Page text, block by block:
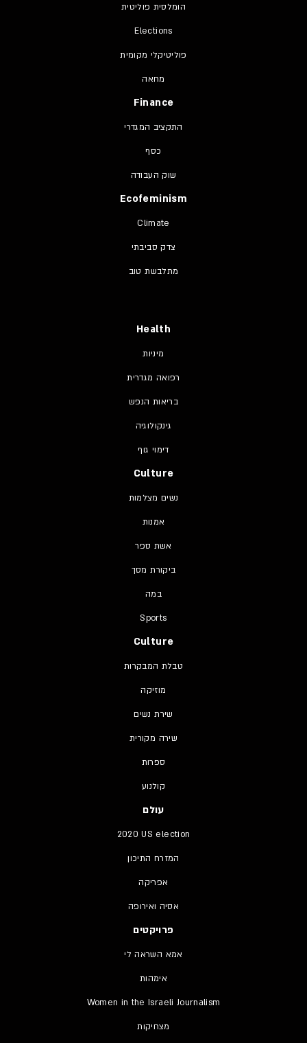
הומלסית פוליטית
Elections
פוליטיקלי מקומית
מחאה
Finance
התקציב המגדרי
כסף
שוק העבודה
Ecofeminism
Climate
צדק סביבתי
מתלבשת טוב
Health
מיניות
רפואה מגדרית
בריאות הנפש
גינקולוגיה
דימוי גוף
Culture
נשים מצלמות
אמנות
אשת ספר
ביקורת מסך
במה
Sports
Culture
טבלת המבקרות
מוזיקה
שירת נשים
שירה מקורית
ספרות
קולנוע
עולם
2020 US election
המזרח התיכון
אפריקה
אסיה ואירופה
פרויקטים
אמא השראה לי
אימהות
Women in the Israeli Journalism
מצחיקות